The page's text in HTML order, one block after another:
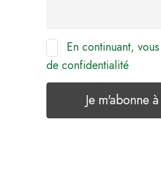
En continuant,
de confidentialité